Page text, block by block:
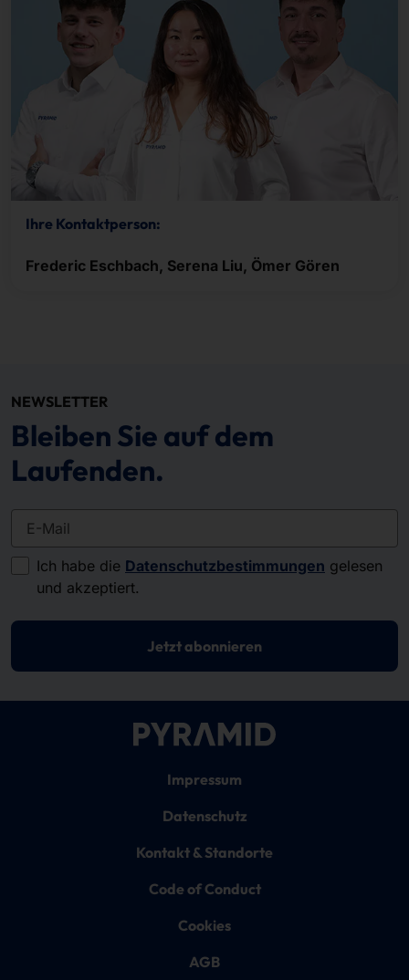
Ihre Kontaktperson:
Frederic Eschbach, Serena Liu, Ömer Gören
NEWSLETTER
Bleiben Sie auf dem
Laufenden.
E-Mail
Ich habe die Datenschutzbestimmungen gelesen
und akzeptiert.
Jetzt abonnieren
Impressum
Datenschutz
Kontakt & Standorte
Code of Conduct
Cookies
AGB